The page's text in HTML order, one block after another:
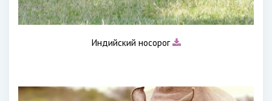
Индийский носорог